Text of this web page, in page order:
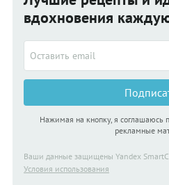
вдохновения
Нажимая на кнопку, я соглашаюсь
рекламные
Ваши данные защищены Yandex
Условия использования